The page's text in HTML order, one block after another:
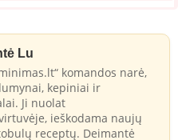
Lu
komandos narė,
kepiniai ir
Ji nuolat
ieškodama naujų
receptų. Deimantė